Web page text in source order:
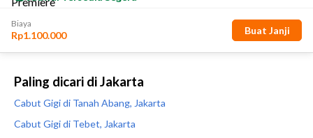
Paling dicari di Jakarta
Cabut Gigi di Tanah Abang, Jakarta
Cabut Gigi di Tebet, Jakarta